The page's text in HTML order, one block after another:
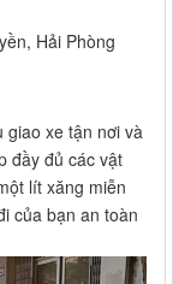
Hải Phòng
giao xe tận nơi và
đầy đủ các vật
lít xăng miễn
của bạn an toàn